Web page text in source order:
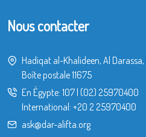
Nous contacter
Hadiqat al-Khalideen, Al Darassa,
Boîte postale 11675
En Égypte: 107| (02) 25970400
International: +20 2 25970400
ask@dar-alifta.org